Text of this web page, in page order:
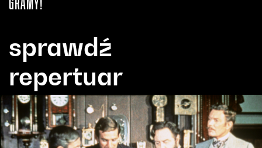
sprawdź
repertuar